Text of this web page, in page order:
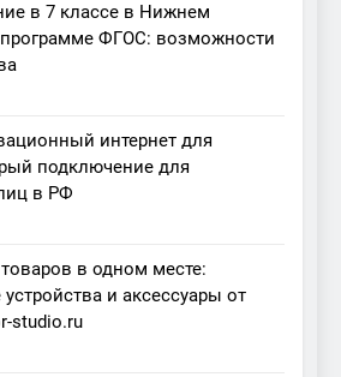
в 7 классе в Нижнем
ФГОС: возможности
интернет для
подключение для
в РФ
товаров в одном месте:
и аксессуары от
studio.ru